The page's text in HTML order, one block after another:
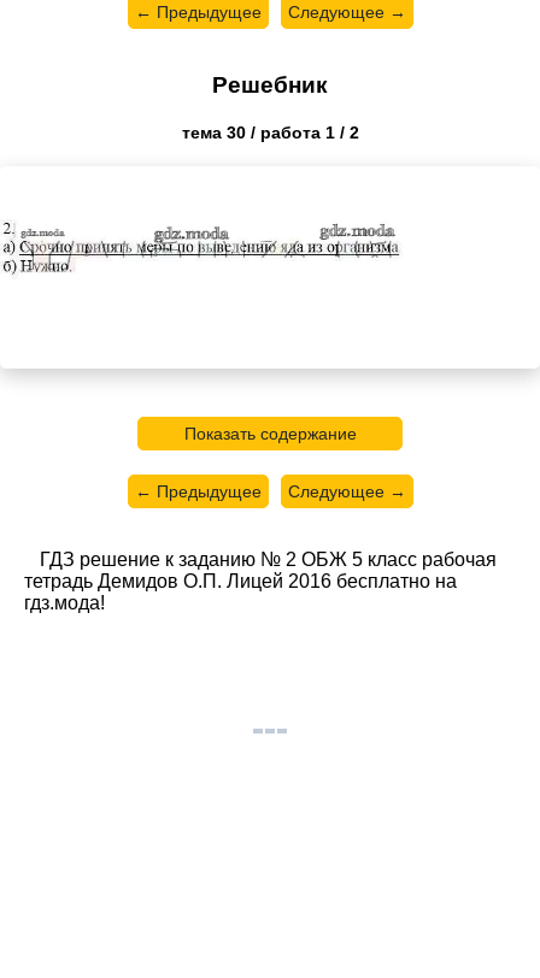
← Предыдущее Следующее →
Решебник
тема 30 / работа 1 / 2
Показать содержание
← Предыдущее Следующее →
ГДЗ решение к заданию № 2 ОБЖ 5 класс рабочая
тетрадь Демидов О.П. Лицей 2016 бесплатно на
гдз.мода!